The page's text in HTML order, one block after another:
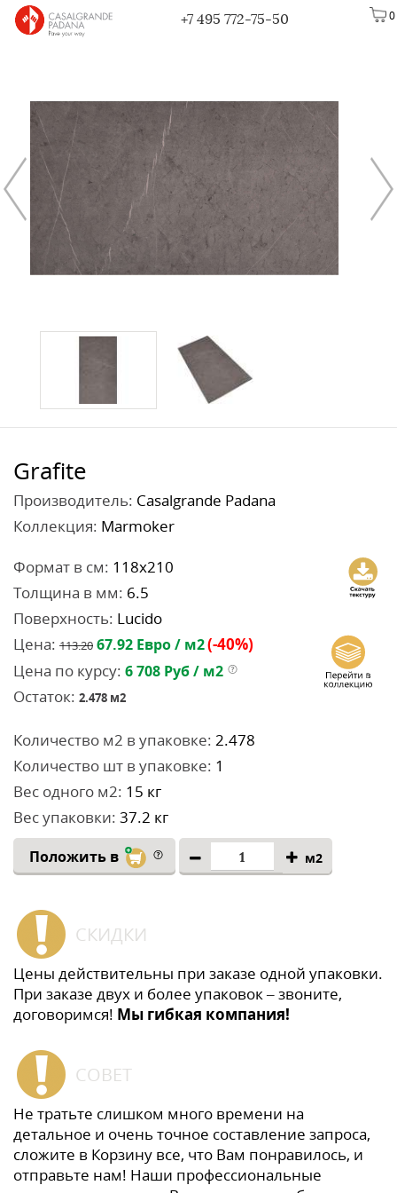
0
+7 495 772-75-50
Grafite
Производитель: Casalgrande Padana
Коллекция: Marmoker
Формат в см: 118x210
Толщина в мм: 6.5
Поверхность: Lucido
Цена: 113.20 67.92 Евро / м2(-40%)
Цена по курсу: 6 708 Руб / м2
Остаток: 2.478 м2
Количество м2 в упаковке: 2.478
Количество шт в упаковке: 1
Вес одного м2: 15 кг
Вес упаковки: 37.2 кг
Положить в м2
СКИДКИ
Цены действительны при заказе одной упаковки.
При заказе двух и более упаковок – звоните,
договоримся! Мы гибкая компания!
СОВЕТ
Не тратьте слишком много времени на
детальное и очень точное составление запроса,
сложите в Корзину все, что Вам понравилось, и
отправьте нам! Наши профессиональные